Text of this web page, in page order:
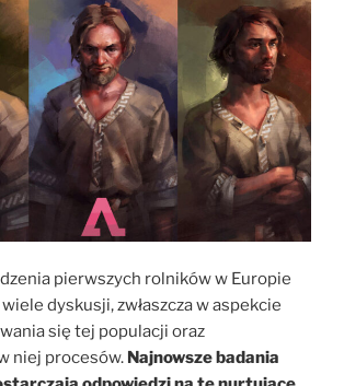
pierwszych rolników w Europie
dyskusji, zwłaszcza w aspekcie
się tej populacji oraz
niej procesów. Najnowsze badania